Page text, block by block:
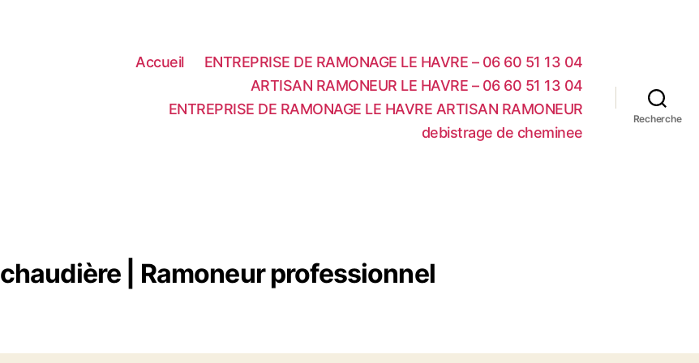
Accueil
ENTREPRISE DE RAMONAGE LE HAVRE – 06 60 51 13 04
ARTISAN RAMONEUR LE HAVRE – 06 60 51 13 04
ENTREPRISE DE RAMONAGE LE HAVRE ARTISAN RAMONEUR
debistrage de cheminee
Recherche
chaudière | Ramoneur professionnel